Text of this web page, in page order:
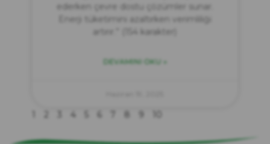
ederken çevre dostu çözümler sunar.
Enerji tüketimini azaltırken verimliliği
artırır.” (154 karakter)
DEVAMINI OKU »
4